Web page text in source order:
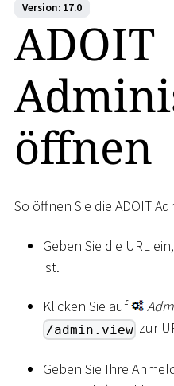
Version: 17.0
ADOIT
öffnen
So öffnen Sie die ADOIT
Geben Sie die URL
ist.
Klicken Sie auf
/admin.view zur
Geben Sie Ihre